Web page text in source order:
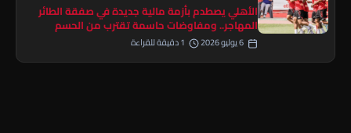
الأهلي يصطدم بأزمة مالية جديدة في صفقة الطائر
المهاجر.. ومفاوضات حاسمة تقترب من الحسم